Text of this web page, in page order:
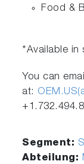
Food &
*Available in
You can
at:
Segment:
Abteilung: